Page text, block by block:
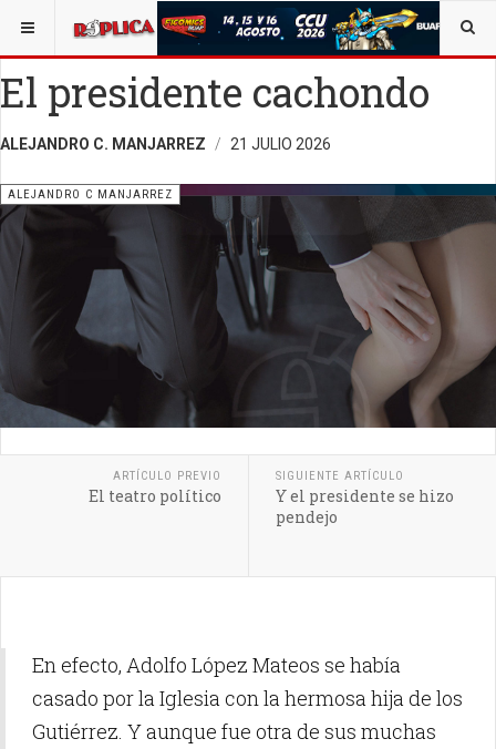
ESTÁ AQUÍ: ALEJANDRO C. MANJARREZ
El presidente cachondo
ALEJANDRO C. MANJARREZ 21 JULIO 2026
ALEJANDRO C MANJARREZ
ARTÍCULO PREVIO
El teatro político
SIGUIENTE ARTÍCULO
Y el presidente se hizo
pendejo
En efecto, Adolfo López Mateos se había
casado por la Iglesia con la hermosa hija de los
Gutiérrez. Y aunque fue otra de sus muchas